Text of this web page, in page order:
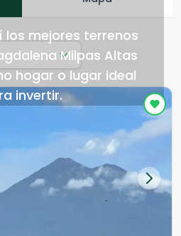
los mejores terrenos
Milpas Altas
hogar o lugar ideal
invertir.